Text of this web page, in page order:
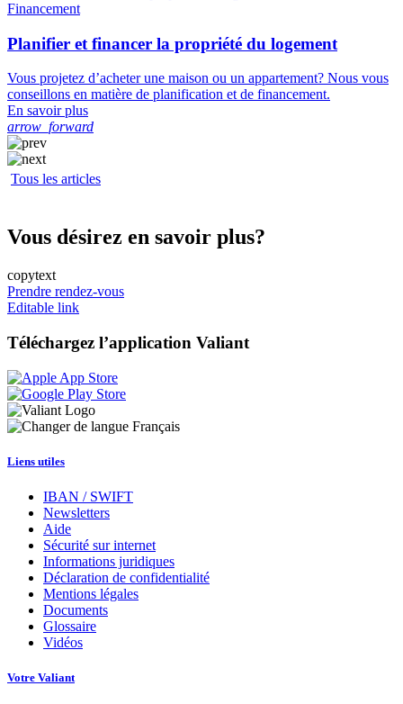
Financement
Planifier et financer la propriété du logement
Vous projetez d’acheter une maison ou un appartement? Nous vous
conseillons en matière de planification et de financement.
En savoir plus
arrow_forward
Tous les articles
Vous désirez en savoir plus?
copytext
Prendre rendez-vous
Editable link
Téléchargez l’application Valiant
Français
Liens utiles
IBAN / SWIFT
Newsletters
Aide
Sécurité sur internet
Informations juridiques
Déclaration de confidentialité
Mentions légales
Documents
Glossaire
Vidéos
Votre Valiant